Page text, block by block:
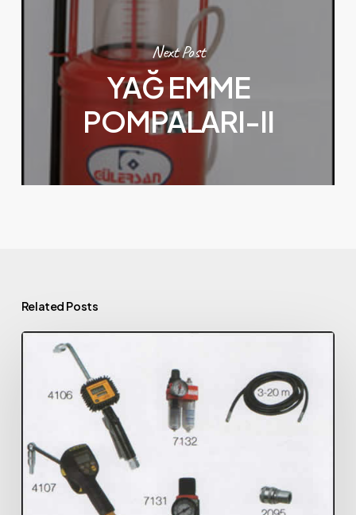
Next Post
YAĞ EMME
POMPALARI-II
Related Posts